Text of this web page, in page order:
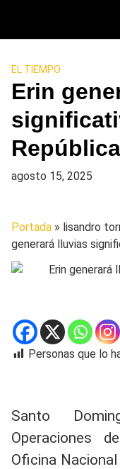
EL TIEMPO
Erin
agosto 15, 2025
Portada » lisandro
generará lluvias
Personas que lo
Santo
Operaciones
Oficina